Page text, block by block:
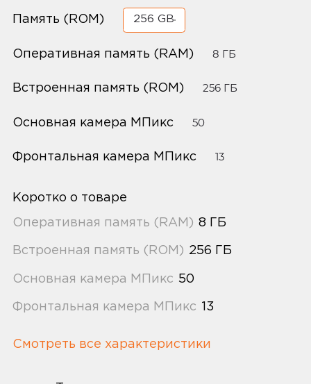
Память (ROM) 256 GB
Оперативная память (RAM) 8 ГБ
Встроенная память (ROM) 256 ГБ
Основная камера МПикс 50
Фронтальная камера МПикс 13
Коротко о товаре
Оперативная память (RAM) 8 ГБ
Встроенная память (ROM) 256 ГБ
Основная камера МПикс 50
Фронтальная камера МПикс 13
Смотреть все характеристики